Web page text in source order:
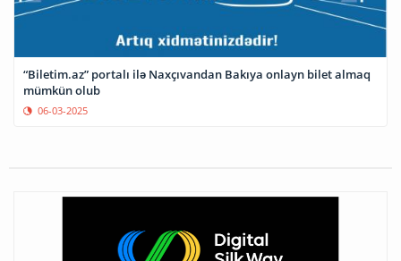
“Biletim.az” portalı ilə Naxçıvandan Bakıya onlayn bilet almaq
mümkün olub
06-03-2025